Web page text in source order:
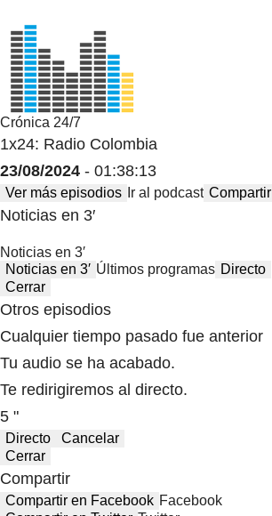
Crónica 24/7
1x24: Radio Colombia
23/08/2024 - 01:38:13
Ver más episodios Ir al podcast Compartir
Noticias en 3′
Noticias en 3′
Noticias en 3′ Últimos programas Directo
Cerrar
Otros episodios
Cualquier tiempo pasado fue anterior
Tu audio se ha acabado.
Te redirigiremos al directo.
5 "
Directo
Cancelar
Cerrar
Compartir
Compartir en Facebook Facebook